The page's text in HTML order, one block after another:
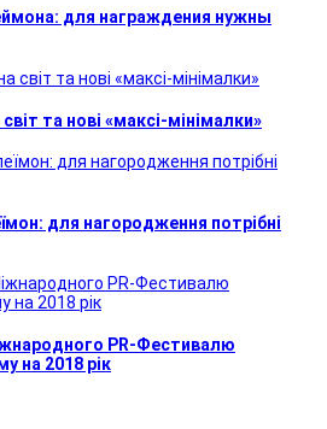
для награждения нужны
та нові «максі-мінімалки»
для нагородження потрібні
PR-Фестивалю
на 2018 рік